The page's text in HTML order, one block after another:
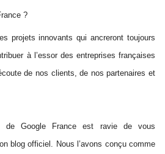
?
projets innovants qui ancreront toujours
à l’essor des entreprises françaises
de nos clients, de nos partenaires et
de Google France est ravie de vous
blog officiel. Nous l’avons conçu comme